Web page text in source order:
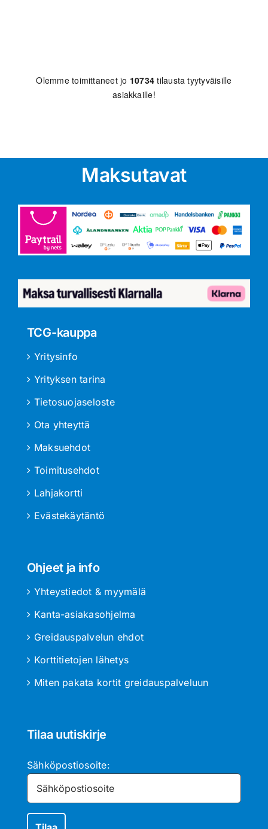
Olemme toimittaneet jo 10734 tilausta tyytyväisille
asiakkaille!
Maksutavat
TCG-kauppa
Yritysinfo
Yrityksen tarina
Tietosuojaseloste
Ota yhteyttä
Maksuehdot
Toimitusehdot
Lahjakortti
Evästekäytäntö
Ohjeet ja info
Yhteystiedot & myymälä
Kanta-asiakasohjelma
Greidauspalvelun ehdot
Korttitietojen lähetys
Miten pakata kortit greidauspalveluun
Tilaa uutiskirje
Sähköpostiosoite: